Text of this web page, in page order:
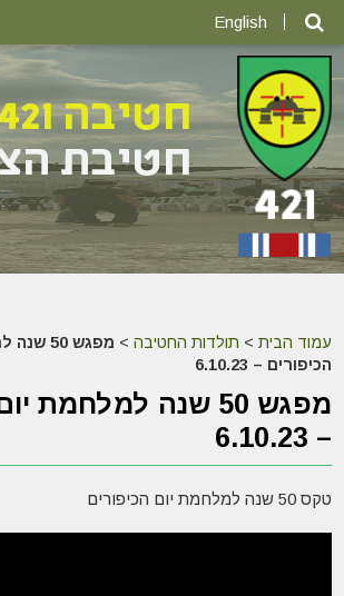
English
עמוד הבית > תולדות החטיבה >
מפגש 50
הכיפורים – 6.10.23
מפגש 50 שנה למלחמת
– 6.10.23
טקס 50 שנה למלחמת יום הכיפורים